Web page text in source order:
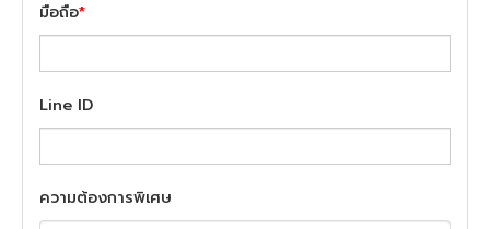
มือถือ*
Line ID
ความต้องการพิเศษ